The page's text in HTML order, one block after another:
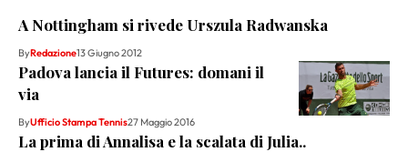
A Nottingham si rivede Urszula Radwanska
ByRedazione13 Giugno 2012
Padova lancia il Futures: domani il
via
ByUfficio Stampa Tennis27 Maggio 2016
La prima di Annalisa e la scalata di Julia..